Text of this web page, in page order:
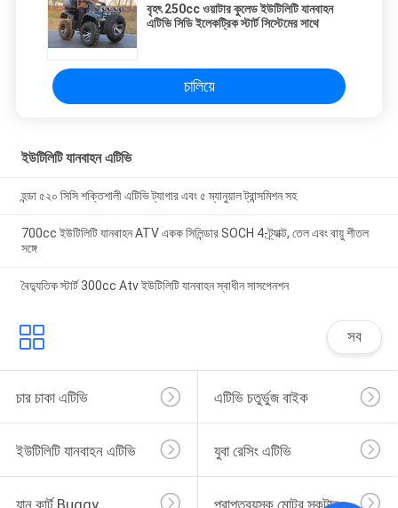
বৃহৎ 250cc ওয়াটার কুলেড ইউটিলিটি যানবাহন
এটিভি সিডি ইলেকট্রিক স্টার্ট সিস্টেমের সাথে
চালিয়ে
ইউটিলিটি যানবাহন এটিভি
হন্ডা ৫২০ সিসি শক্তিশালী এটিভি ট্যাগার এবং ৫ ম্যানুয়াল ট্রান্সমিশন সহ
700cc ইউটিলিটি যানবাহন ATV একক সিলিন্ডার SOCH 4-ট্র্যাক্ট, তেল এবং বায়ু শীতল
সঙ্গে
বৈদ্যুতিক স্টার্ট 300cc Atv ইউটিলিটি যানবাহন স্বাধীন সাসপেনশন
সব
চার চাকা এটিভি এটিভি চতুর্ভুজ বাইক
ইউটিলিটি যানবাহন এটিভি যুবা রেসিং এটিভি
যান কার্ট Buggy প্রাপ্তবয়স্ক মোটর স্কুটার